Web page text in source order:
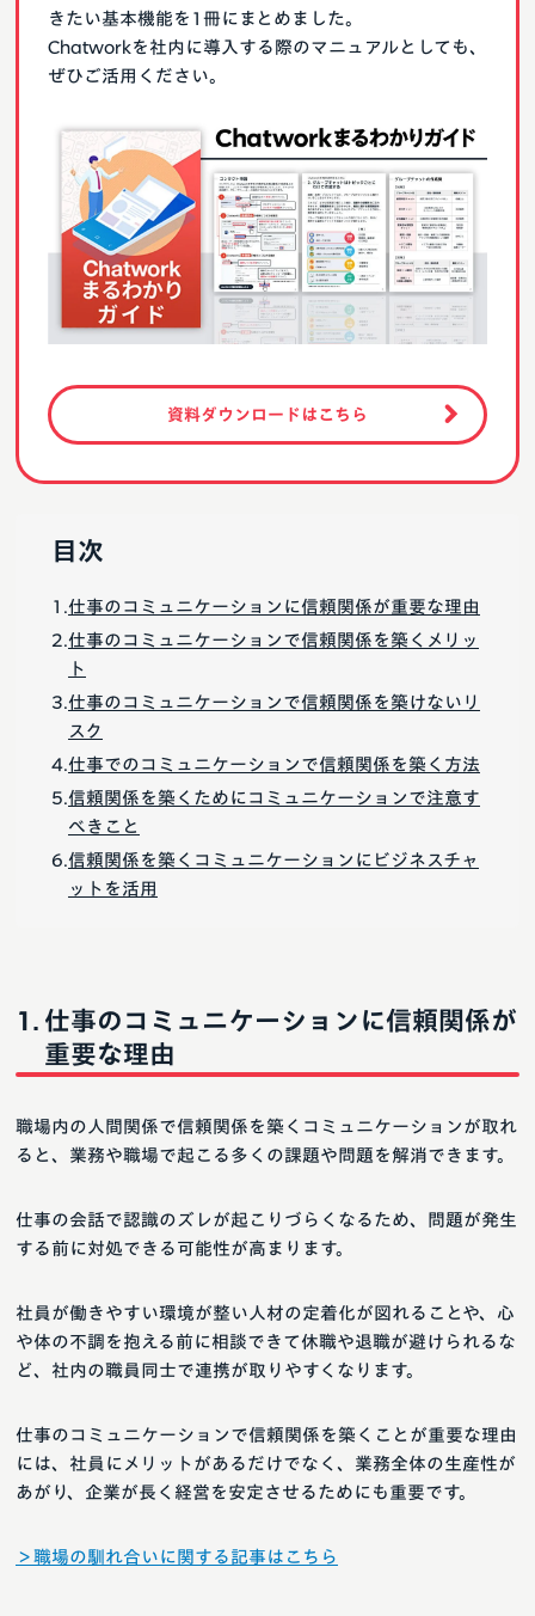
きたい基本機能を1冊にまとめました。
Chatworkを社内に導入する際のマニュアルとしても、
ぜひご活用ください。
資料ダウンロードはこちら
目次
仕事のコミュニケーションに信頼関係が重要な理由
仕事のコミュニケーションで信頼関係を築くメリッ
ト
仕事のコミュニケーションで信頼関係を築けないリ
スク
仕事でのコミュニケーションで信頼関係を築く方法
信頼関係を築くためにコミュニケーションで注意す
べきこと
信頼関係を築くコミュニケーションにビジネスチャ
ットを活用
仕事のコミュニケーションに信頼関係が
重要な理由
職場内の人間関係で信頼関係を築くコミュニケーションが取れ
ると、業務や職場で起こる多くの課題や問題を解消できます。
仕事の会話で認識のズレが起こりづらくなるため、問題が発生
する前に対処できる可能性が高まります。
社員が働きやすい環境が整い人材の定着化が図れることや、心
や体の不調を抱える前に相談できて休職や退職が避けられるな
ど、社内の職員同士で連携が取りやすくなります。
仕事のコミュニケーションで信頼関係を築くことが重要な理由
には、社員にメリットがあるだけでなく、業務全体の生産性が
あがり、企業が長く経営を安定させるためにも重要です。
＞職場の馴れ合いに関する記事はこちら